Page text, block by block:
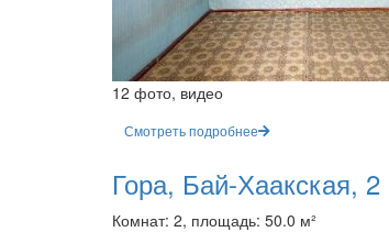
12 фото, видео
Смотреть подробнее
Гора, Бай-Хаакская, 2
Комнат: 2, площадь: 50.0 м²